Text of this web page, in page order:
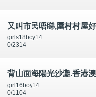
girls18boy14
0/2314
girl16boy14
0/1104